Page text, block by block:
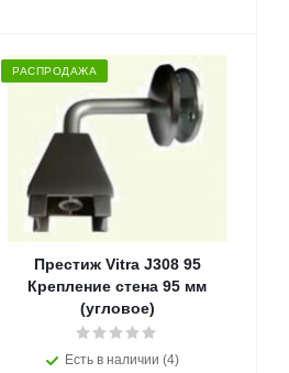
РАСПРОДАЖА
Престиж Vitra J308 95
Крепление стена 95 мм
(угловое)
Есть в наличии (4)